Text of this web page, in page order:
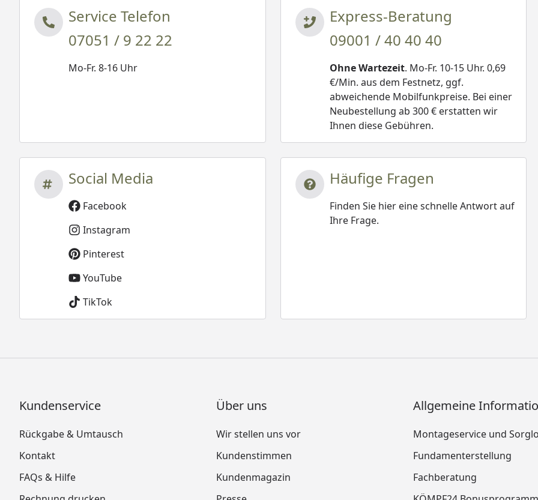
Service Telefon
07051 / 9 22 22
Mo-Fr. 8-16 Uhr
Express-Beratung
09001 / 40 40 40
Ohne Wartezeit. Mo-Fr. 10-15 Uhr. 0,69
€/Min. aus dem Festnetz, ggf.
abweichende Mobilfunkpreise. Bei einer
Neubestellung ab 300 € erstatten wir
Ihnen diese Gebühren.
Social Media
Facebook
Instagram
Pinterest
YouTube
TikTok
Häufige Fragen
Finden Sie hier eine schnelle Antwort auf
Ihre Frage.
Kundenservice
Rückgabe & Umtausch
Kontakt
FAQs & Hilfe
Über uns
Wir stellen uns vor
Kundenstimmen
Kundenmagazin
Allgemeine
Montageservice und
Fundamenterstellung
Fachberatung